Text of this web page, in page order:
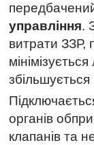
управління.
витрати ЗЗР,
збільшується
органів
клапанів та